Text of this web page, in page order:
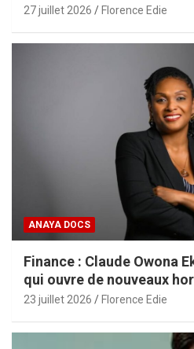
27 juillet 2026 Florence Edie
ANAYA DOCS
Finance : Claude Owona
qui ouvre de nouveaux
aux PME africaines
23 juillet 2026 Florence Edie